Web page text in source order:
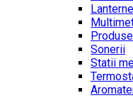
Lanterne
Sonerii
Statii